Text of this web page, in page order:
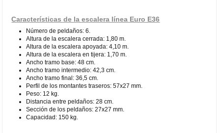
Características de la escalera línea Euro E36
Número de peldaños: 6.
Altura de la escalera cerrada: 1,80 m.
Altura de la escalera apoyada: 4,10 m.
Altura de la escalera en tijera: 1,70 m.
Ancho tramo base: 48 cm.
Ancho tramo intermedio: 42,3 cm.
Ancho tramo final: 36,5 cm.
Perfil de los montantes traseros: 57x27 mm.
Peso: 12 kg.
Distancia entre peldaños: 28 cm.
Sección de los peldaños: 27x27 mm.
Capacidad: 150 kg.